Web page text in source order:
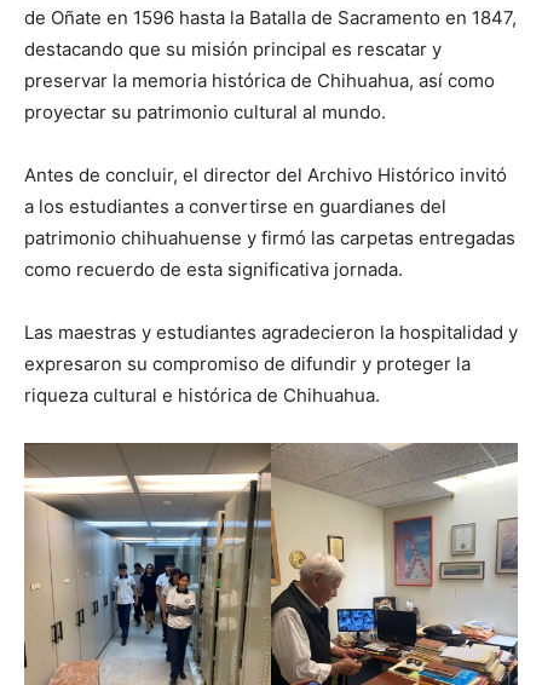
de Oñate en 1596 hasta la Batalla de Sacramento en 1847,
destacando que su misión principal es rescatar y
preservar la memoria histórica de Chihuahua, así como
proyectar su patrimonio cultural al mundo.
Antes de concluir, el director del Archivo Histórico invitó
a los estudiantes a convertirse en guardianes del
patrimonio chihuahuense y firmó las carpetas entregadas
como recuerdo de esta significativa jornada.
Las maestras y estudiantes agradecieron la hospitalidad y
expresaron su compromiso de difundir y proteger la
riqueza cultural e histórica de Chihuahua.